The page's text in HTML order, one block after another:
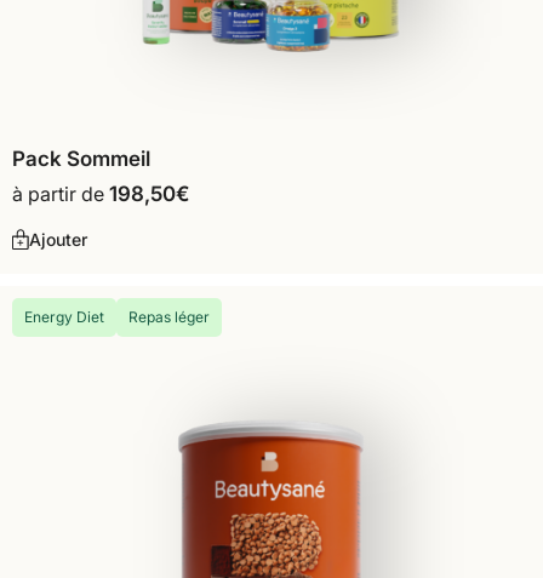
Pack Sommeil
à partir de 198,50€
Ajouter
Energy Diet Repas léger